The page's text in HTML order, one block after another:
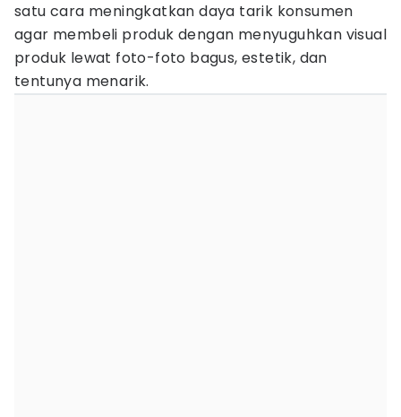
satu cara meningkatkan daya tarik konsumen
agar membeli produk dengan menyuguhkan visual
produk lewat foto-foto bagus, estetik, dan
tentunya menarik.